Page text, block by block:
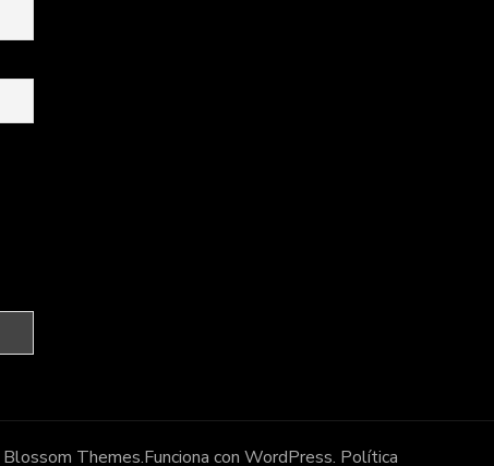
Blossom Themes.Funciona con WordPress. Política